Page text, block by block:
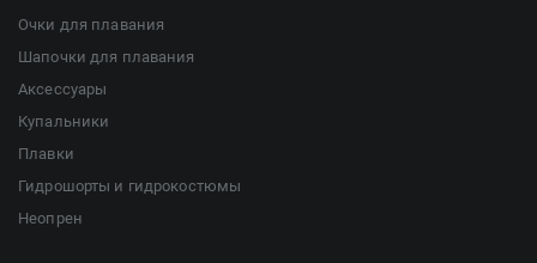
Очки для плавания
Шапочки для плавания
Аксессуары
Купальники
Плавки
Гидрошорты и гидрокостюмы
Неопрен